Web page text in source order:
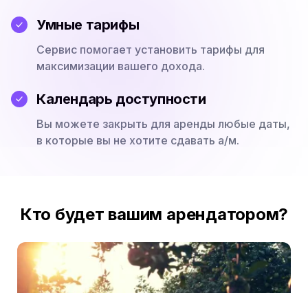
Умные тарифы
Сервис помогает установить тарифы для
максимизации вашего дохода.
Календарь доступности
Вы можете закрыть для аренды любые даты,
в которые вы не хотите сдавать а/м.
Кто будет вашим арендатором?